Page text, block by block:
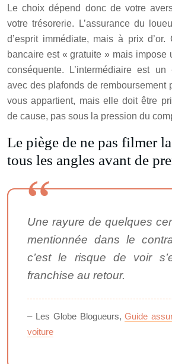
Le choix dépend donc de votre
votre trésorerie. L’assurance du
d’esprit immédiate, mais à prix
bancaire est « gratuite » mais impose
conséquente. L’intermédiaire est un
avec des plafonds de remboursement
vous appartient, mais elle doit être
de cause, pas sous la pression du
Le piège de ne pas filmer
tous les angles avant de
Une rayure de quelques
mentionnée dans le
c’est le risque de voir
franchise au retour.
– Les Globe Blogueurs,Guide
voiture